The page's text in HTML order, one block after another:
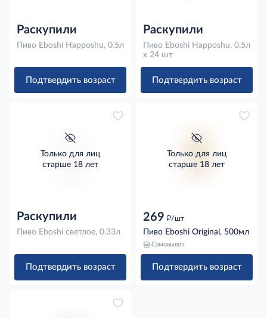
Раскупили
Пиво Eboshi Happoshu, 0.5л
Подтвердить возраст
Раскупили
Пиво Eboshi Happoshu, 0.5л
x 24 шт
Подтвердить возраст
Только для лиц
старше 18 лет
Раскупили
Пиво Eboshi светлое, 0.33л
Подтвердить возраст
Только для лиц
старше 18 лет
269 д/шт
Пиво Eboshi Original, 500мл
Самовывоз
Подтвердить возраст